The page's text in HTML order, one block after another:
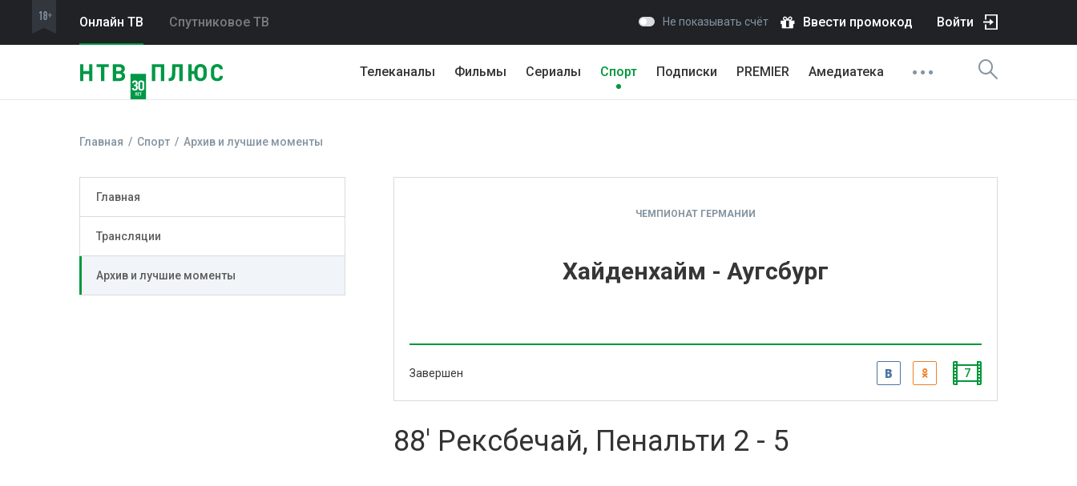
Онлайн ТВ Спутниковое ТВ Не показывать счёт Ввести промокод Войти
Телеканалы Фильмы Сериалы Спорт Подписки PREMIER Амедиатека
Главная Спорт Архив и лучшие моменты
Главная
Трансляции
Архив и лучшие моменты
ЧЕМПИОНАТ ГЕРМАНИИ
Хайденхайм - Аугсбург
Завершен 7
88' Рексбечай, Пенальти 2 - 5